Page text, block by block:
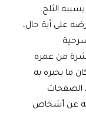
الثلج.
على أية حال،
من عمره
ما يخبره به
الصفحات
عن أشخاص